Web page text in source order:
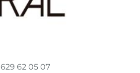
629 62 05 07